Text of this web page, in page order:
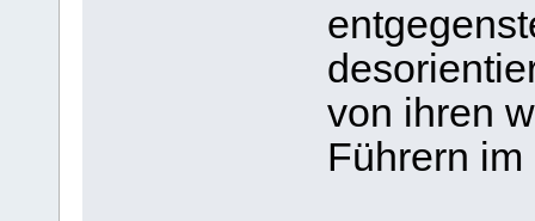
von ihren
Führern